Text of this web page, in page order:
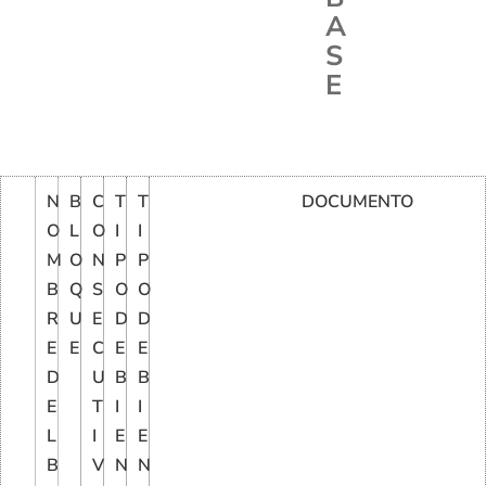
A
S
E
N
O
M
B
R
E
D
E
L
B
B
L
O
Q
U
E
C
O
N
S
E
C
U
T
I
V
T
I
P
O
D
E
B
I
E
N
T
I
P
O
D
E
B
I
E
N
DOCUMENTO